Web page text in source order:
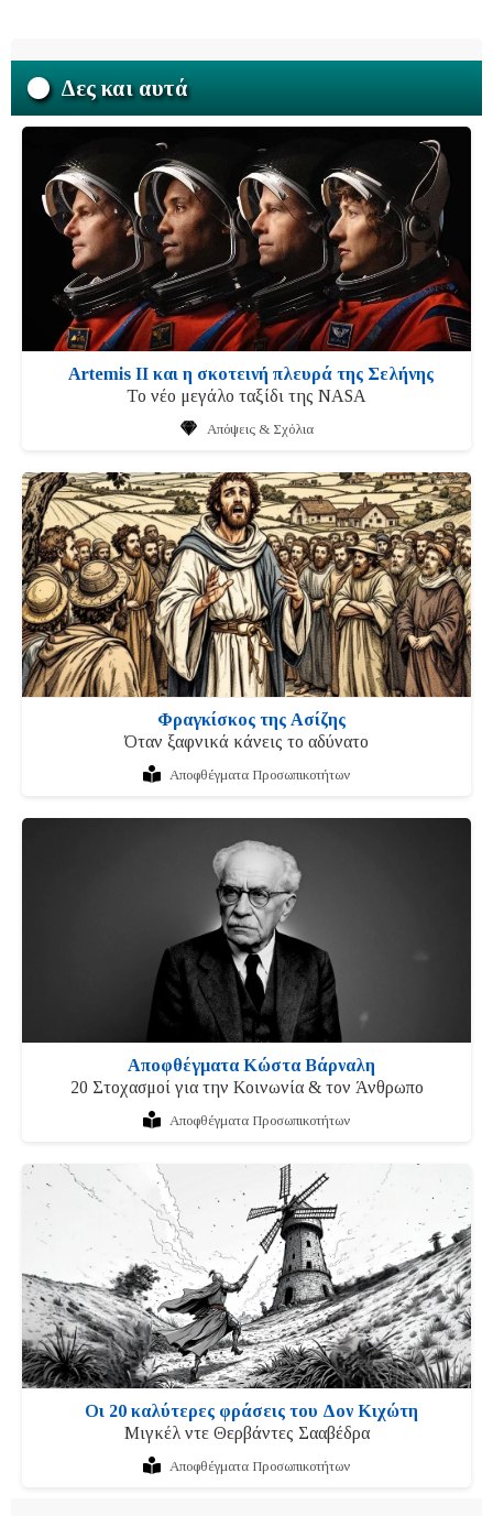
Δες και αυτά
Artemis II και η σκοτεινή πλευρά της Σελήνης
Το νέο μεγάλο ταξίδι της NASA
Απόψεις & Σχόλια
Φραγκίσκος της Ασίζης
Όταν ξαφνικά κάνεις το αδύνατο
Αποφθέγματα Προσωπικοτήτων
Αποφθέγματα Κώστα Βάρναλη
20 Στοχασμοί για την Κοινωνία & τον Άνθρωπο
Αποφθέγματα Προσωπικοτήτων
Οι 20 καλύτερες φράσεις του Δον Κιχώτη
Μιγκέλ ντε Θερβάντες Σααβέδρα
Αποφθέγματα Προσωπικoτήτων